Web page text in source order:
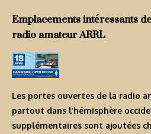
Emplacements intéressants
radio amateur ARRL
Les portes ouvertes de la radio
partout dans l’hémisphère
supplémentaires sont ajoutées